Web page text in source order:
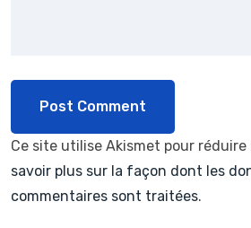
Ce site utilise Akismet pour réduire
savoir plus sur la façon dont les
commentaires sont traitées.